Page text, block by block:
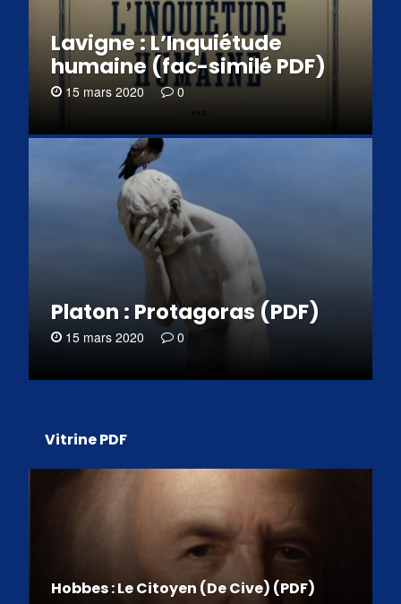
Lavigne : L’Inquiétude
humaine (fac-similé PDF)
15 mars 2020 0
Platon : Protagoras (PDF)
15 mars 2020 0
Vitrine PDF
Hobbes : Le Citoyen (De Cive) (PDF)